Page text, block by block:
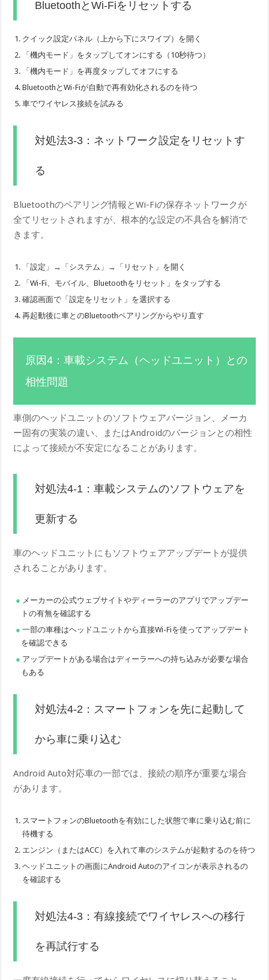
BluetoothとWi-Fiをリセットする
クイック設定パネル（上から下にスワイプ）を開く
「機内モード」をタップしてオンにする（10秒待つ）
「機内モード」を再度タップしてオフにする
BluetoothとWi-Fiが自動で再有効化されるのを待つ
車でワイヤレス接続を試みる
対処法3-3：ネットワーク設定をリセットす
る
Bluetoothのペアリング情報とWi-Fiの保存ネットワークが
全てリセットされますが、根本的な設定の不具合を解消で
きます。
「設定」→「システム」→「リセット」を開く
「Wi-Fi、モバイル、Bluetoothをリセット」をタップする
確認画面で「設定をリセット」を選択する
再起動後に車とのBluetoothペアリングからやり直す
原因4：車載システム（ヘッドユニット）との
相性問題
車側のヘッドユニットのソフトウェアバージョン、メーカ
ー固有の実装の違い、またはAndroidのバージョンとの相性
によって接続が不安定になることがあります。
対処法4-1：車載システムのソフトウェアを
更新する
車のヘッドユニットにもソフトウェアアップデートが提供
されることがあります。
メーカーの公式ウェブサイトやディーラーのアプリでアップデー
トの有無を確認する
一部の車種はヘッドユニットから直接Wi-Fiを使ってアップデート
を確認できる
アップデートがある場合はディーラーへの持ち込みが必要な場合
もある
対処法4-2：スマートフォンを先に起動して
から車に乗り込む
Android Auto対応車の一部では、接続の順序が重要な場合
があります。
スマートフォンのBluetoothを有効にした状態で車に乗り込む前に
待機する
エンジン（またはACC）を入れて車のシステムが起動するのを待つ
ヘッドユニットの画面にAndroid Autoのアイコンが表示されるの
を確認する
対処法4-3：有線接続でワイヤレスへの移行
を再試行する